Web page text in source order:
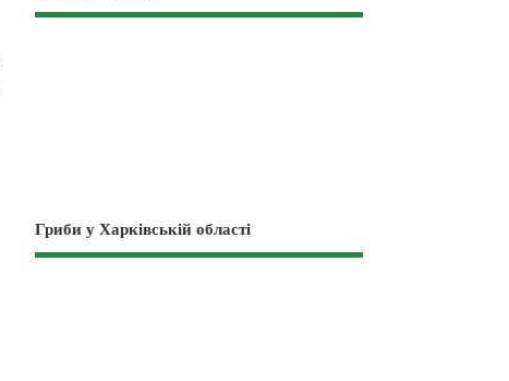
Гриби у Харківській області